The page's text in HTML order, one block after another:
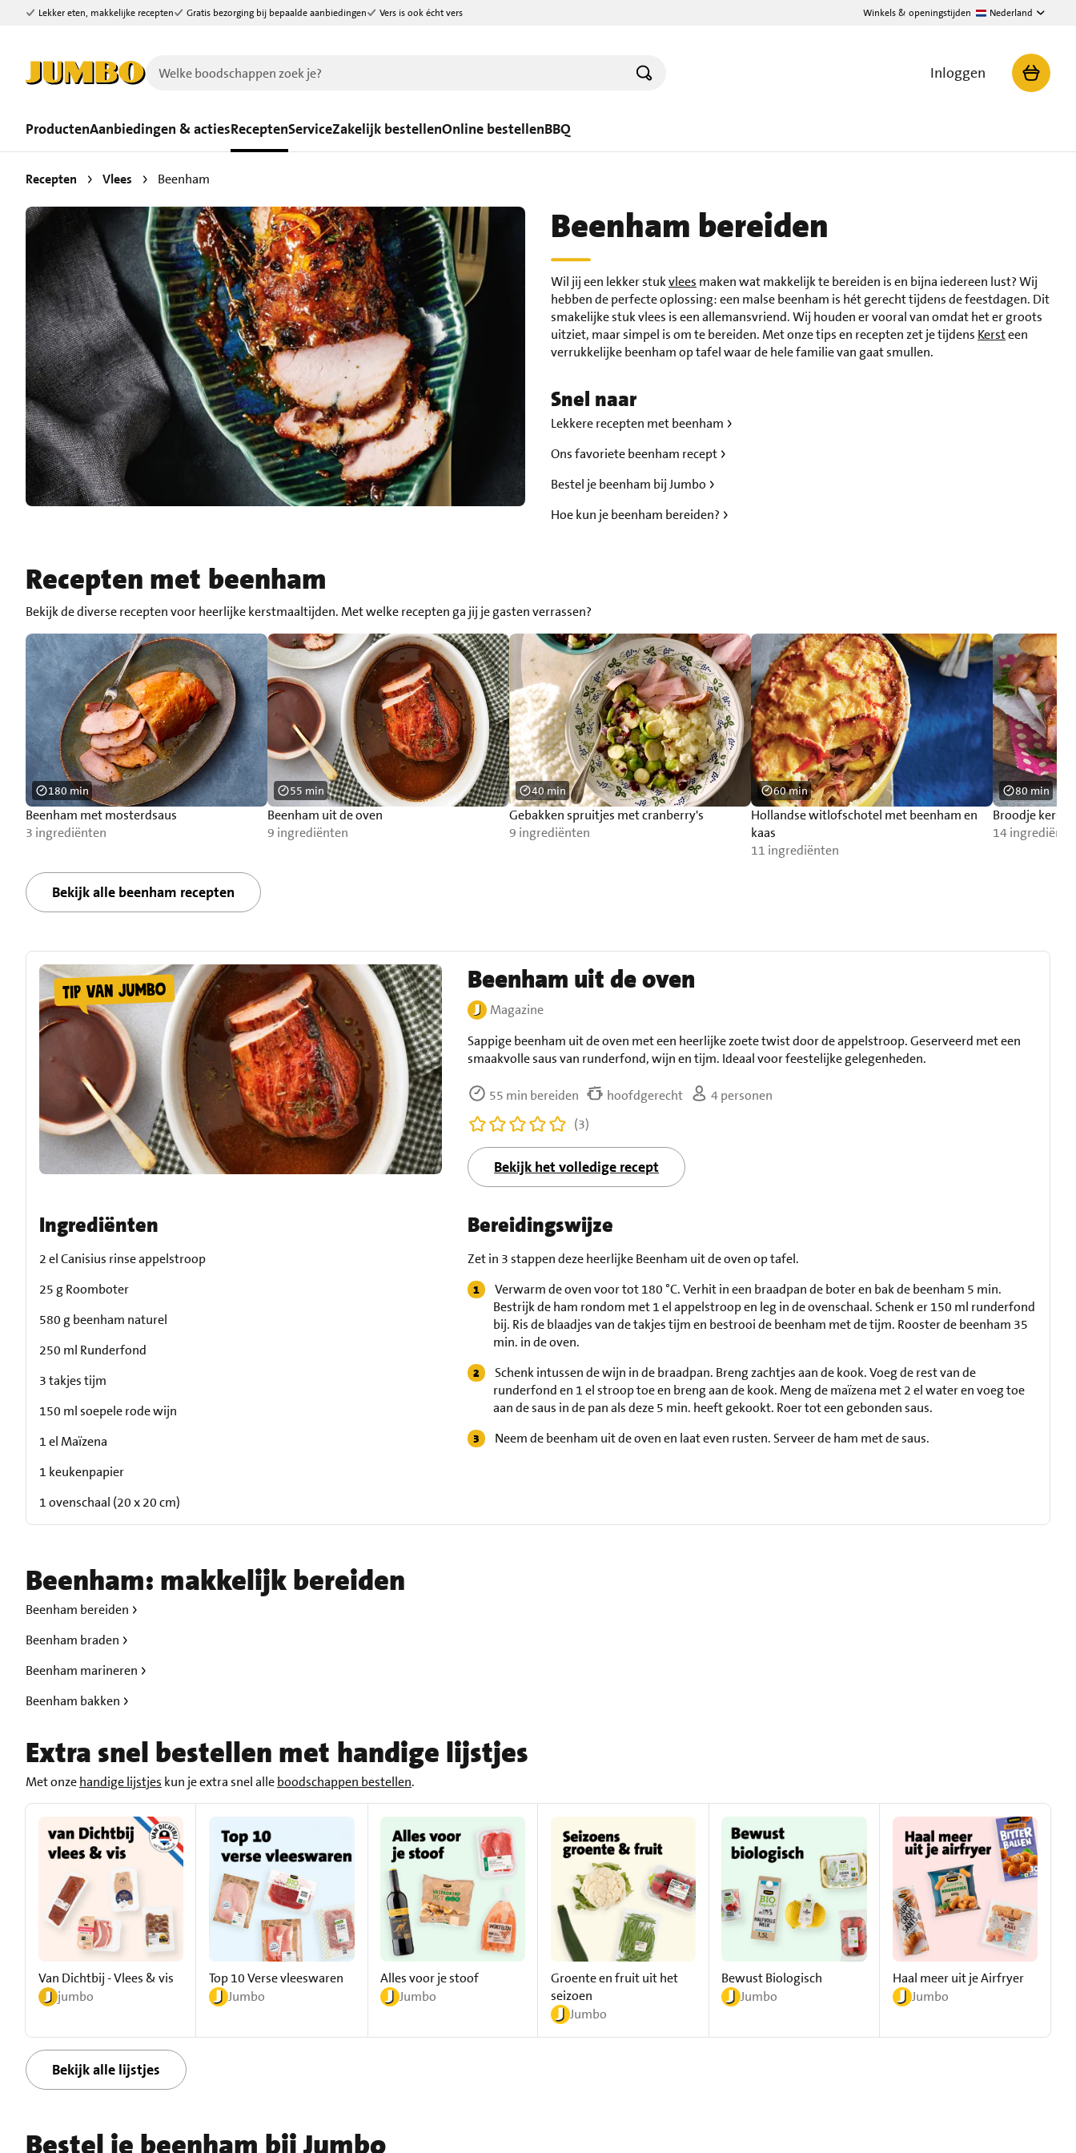
Ga naar zoeken
Ga naar hoofdinhoud
Lekker eten, makkelijke recepten Gratis bezorging bij bepaalde aanbiedingen Vers is ook écht vers Winkels & openingstijden Nederland
Inloggen
ProductenAanbiedingen & actiesReceptenServiceZakelijk bestellenOnline bestellenBBQ
Recepten Vlees Beenham
Beenham bereiden
Wil jij een lekker stukvlees maken wat makkelijk te bereiden is en bijna iedereen lust? Wij
hebben de perfecte oplossing: een malse beenham is hét gerecht tijdens de feestdagen. Dit
smakelijke stuk vlees is een allemansvriend. Wij houden er vooral van omdat het er groots
uitziet, maar simpel is om te bereiden. Met onze tips en recepten zet je tijdens Kersteen
verrukkelijke beenham op tafel waar de hele familie van gaat smullen.
Snel naar
Lekkere recepten met beenham
Ons favoriete beenham recept
Bestel je beenham bij Jumbo
Hoe kun je beenham bereiden?
Recepten met beenham
Bekijk de diverse recepten voor heerlijke kerstmaaltijden. Met welke recepten ga jij je gasten verrassen?
Beenham met mosterdsaus
3 ingrediënten
180 min
Beenham uit de oven
9 ingrediënten
55 min
Gebakken spruitjes met cranberry's
9 ingrediënten
40 min
Hollandse witlofschotel met beenham en
kaas
11 ingrediënten
60 min
Broodje
14
80 min
Bekijk alle beenham recepten
Beenham uit de oven
Magazine
Sappige beenham uit de oven met een heerlijke zoete twist door de appelstroop. Geserveerd met een
smaakvolle saus van runderfond, wijn en tijm. Ideaal voor feestelijke gelegenheden.
55 min bereiden hoofdgerecht
4 personen
(3)
Bekijk het volledige recept
Ingrediënten
2 el Canisius rinse appelstroop
25 g Roomboter
580 g beenham naturel
250 ml Runderfond
3 takjes tijm
150 ml soepele rode wijn
1 el Maïzena
1 keukenpapier
1 ovenschaal (20 x 20 cm)
Bereidingswijze
Zet in 3 stappen deze heerlijke Beenham uit de oven op tafel.
Verwarm de oven voor tot 180 °C. Verhit in een braadpan de boter en bak de beenham 5 min.
Bestrijk de ham rondom met 1 el appelstroop en leg in de ovenschaal. Schenk er 150 ml runderfond
bij. Ris de blaadjes van de takjes tijm en bestrooi de beenham met de tijm. Rooster de beenham 35
min. in de oven.
Schenk intussen de wijn in de braadpan. Breng zachtjes aan de kook. Voeg de rest van de
runderfond en 1 el stroop toe en breng aan de kook. Meng de maïzena met 2 el water en voeg toe
aan de saus in de pan als deze 5 min. heeft gekookt. Roer tot een gebonden saus.
Neem de beenham uit de oven en laat even rusten. Serveer de ham met de saus.
Beenham: makkelijk bereiden
Beenham bereiden
Beenham braden
Beenham marineren
Beenham bakken
Extra snel bestellen met handige lijstjes
Met onzehandige lijstjes kun je extra snel alleboodschappen bestellen.
Van Dichtbij - Vlees & vis
jumbo
Top 10 Verse vleeswaren
Jumbo
Alles voor je stoof
Jumbo
Groente en fruit uit het
seizoen
Jumbo
Bewust Biologisch
Jumbo
Haal meer uit je Airfryer
Jumbo
Bekijk alle lijstjes
Bestel je beenham bij Jumbo